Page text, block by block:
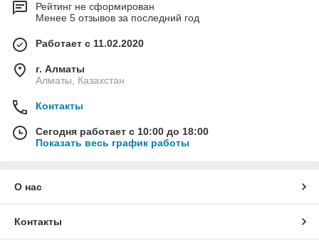
Рейтинг не сформирован
Менее 5 отзывов за последний год
Работает с 11.02.2020
г. Алматы
Алматы, Казахстан
Контакты
Сегодня работает с 10:00 до 18:00
Показать весь график работы
О нас
Контакты